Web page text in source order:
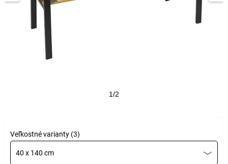
1/2
Veľkostné varianty (3)
40 x 140 cm